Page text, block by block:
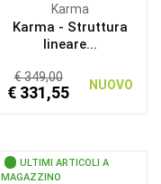
Karma
Karma - Struttura
lineare...
€ 349,00
€ 331,55 NUOVO
ULTIMI ARTICOLI A
MAGAZZINO